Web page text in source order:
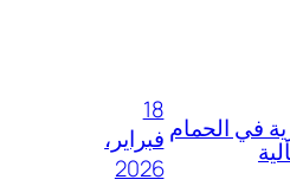
في الحمام
18
فبراير،
2026